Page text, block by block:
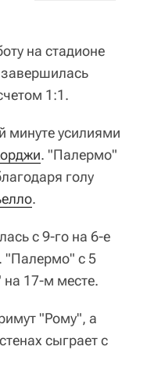
на стадионе
1:1.
минуте усилиями
. "Палермо"
голу
.
с 9-го на 6-е
"Палермо" с 5
на 17-м месте.
"Рому", а
сыграет с